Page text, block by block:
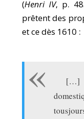
(Henri IV, p.
prêtent des
et ce dès 1610 :
[…]